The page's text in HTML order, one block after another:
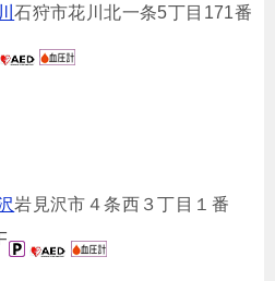
石狩市花川北一条5丁目171番
岩見沢市４条西３丁目１番